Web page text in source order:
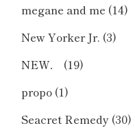
megane and me (14)
New Yorker Jr. (3)
NEW．
(19)
propo (1)
Seacret Remedy (30)